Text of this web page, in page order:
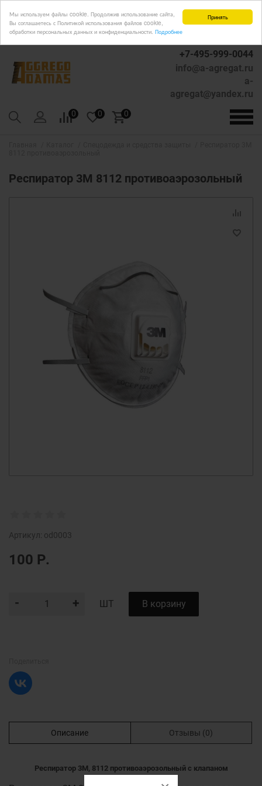
Принять
Мы используем файлы cookie. Продолжив использование сайта,
Вы соглашаетесь с Политикой использования файлов cookie,
обработки персональных данных и конфиденциальности. Подробнее
+7-495-999-0044
info@a-agregat.ru
a-
agregat@yandex.ru
0 0 0
Респиратор 3М 8112 противоаэрозольный
Артикул: od0003
100 Р.
+
- ШТ В корзину
Описание Отзывы (0)
Респиратор 3M, 8112 противоаэрозольный с клапаном